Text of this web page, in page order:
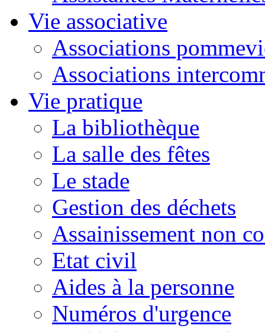
Vie associative
Associations
Associations
Vie pratique
La bibliothèque
La salle des fêtes
Le stade
Gestion des déchets
Assainissement non
Etat civil
Aides à la personne
Numéros d'urgence